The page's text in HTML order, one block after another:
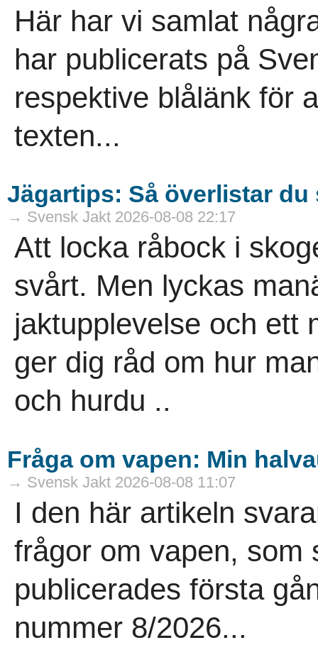
Här har vi samlat
har publicerats på
respektive blålänk för
texten...
Jägartips: Så överlistar
→ Svensk Jakt 2026-08-08 22:17
Att locka råbock i
svårt. Men lyckas
jaktupplevelse och ett
ger dig råd om hur
och hurdu ..
Fråga om vapen: Min
→ Svensk Jakt 2026-08-08 11:07
I den här artikeln
frågor om vapen, som
publicerades första
nummer 8/2026...